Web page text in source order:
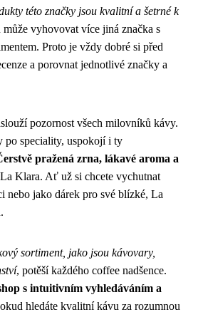
této značky jsou kvalitní a šetrné k
vyhovovat více jiná značka s
Proto je vždy dobré si před
a porovnat jednotlivé značky a
pozornost všech milovníků kávy.
po speciality, uspokojí i ty
pražená zrna, lákavé aroma a
Klara. Ať už si chcete vychutnat
nebo jako dárek pro své blízké, La
sortiment, jako jsou kávovary,
, potěší každého coffee nadšence.
s intuitivním vyhledáváním a
hledáte kvalitní kávu za rozumnou